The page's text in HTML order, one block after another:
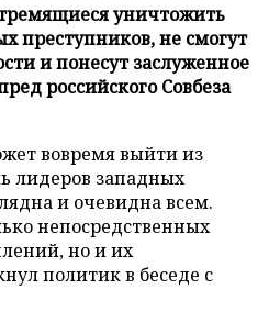
уничтожить
преступников, не смогут
и понесут заслуженное
российского Совбеза
вовремя выйти из
лидеров западных
и очевидна всем.
непосредственных
но и их
политик в беседе с